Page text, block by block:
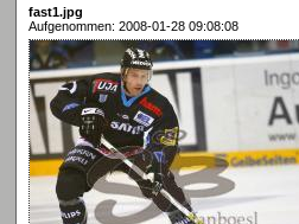
fast1.jpg
Aufgenommen: 2008-01-28 09:08:08